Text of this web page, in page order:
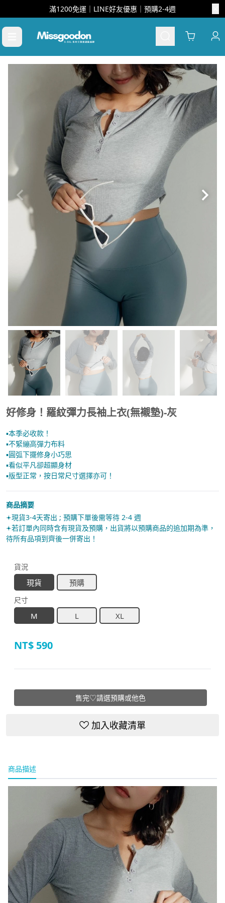
滿1200免運｜LINE好友優惠｜預購2-4週
Cart
好修身！羅紋彈力長袖上衣(無襯墊)-灰
▪︎本季必收款！
▪︎不緊繃高彈力布料
▪︎圓弧下擺修身小巧思
▪︎看似平凡卻超顯身材
▪︎版型正常，按日常尺寸選擇亦可！
商品摘要
𖥔現貨3-4天寄出 ; 預購下單後需等待 2-4 週
𖥔若訂單內同時含有現貨及預購，出貨將以預購商品的追加期為準，
待所有品項到齊後一併寄出！
貨況
現貨 預購
尺寸
M L XL
NT$ 590
售完♡請選預購或他色
加入收藏清單
商品描述